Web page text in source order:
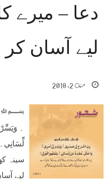
دعا – میرے
لیے آسان کر
مئ 2, 2018
﷽
۔
لِّسَانِي۔
سینہ
لیے